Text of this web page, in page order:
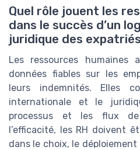
Quel rôle jouent les
dans le succès d’un
juridique des
Les ressources humaines
données fiables sur les
leurs indemnités. Elles
internationale et le
processus et les flux
l’efficacité, les RH doivent
dans le choix, le